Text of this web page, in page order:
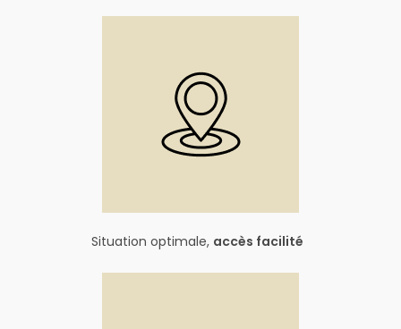
Situation optimale, accès facilité